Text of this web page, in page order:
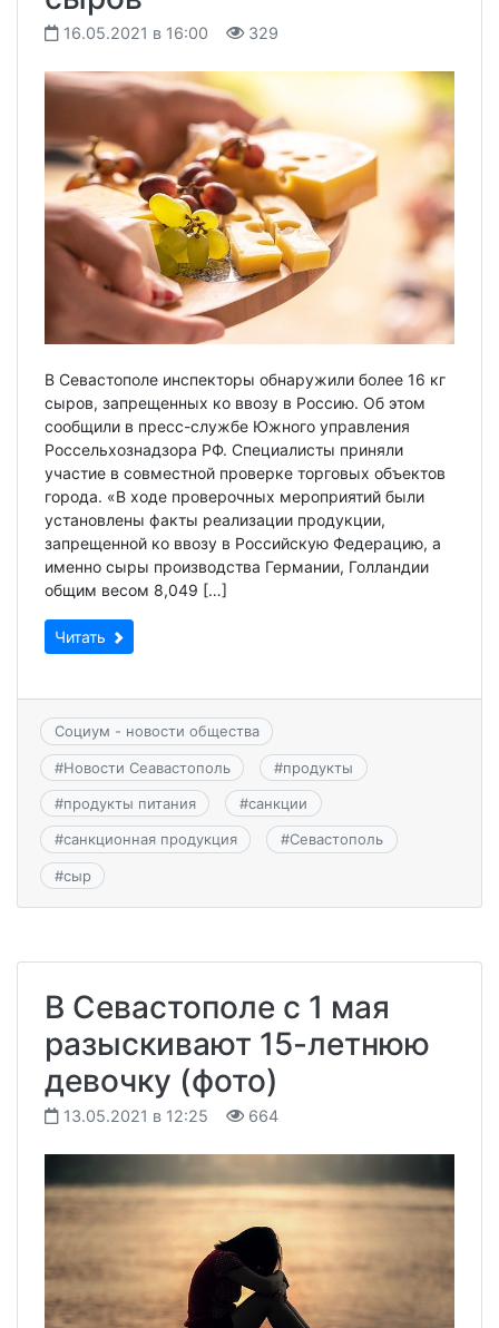
16.05.2021 в 16:00 329
В Севастополе инспекторы обнаружили более 16 кг
сыров, запрещенных ко ввозу в Россию. Об этом
сообщили в пресс-службе Южного управления
Россельхознадзора РФ. Специалисты приняли
участие в совместной проверке торговых объектов
города. «В ходе проверочных мероприятий были
установлены факты реализации продукции,
запрещенной ко ввозу в Российскую Федерацию, а
именно сыры производства Германии, Голландии
общим весом 8,049 […]
Читать
Социум - новости общества
#Новости Сеавастополь #продукты
#продукты питания #санкции
#санкционная продукция #Севастополь
#сыр
В Севастополе с 1 мая
разыскивают 15-летнюю
девочку (фото)
13.05.2021 в 12:25 664